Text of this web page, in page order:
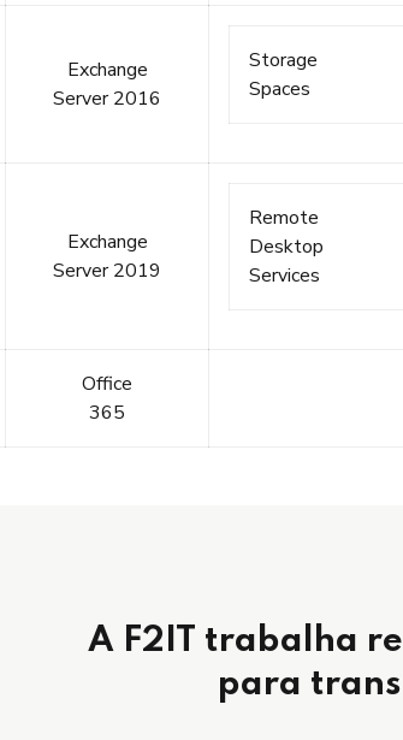
Exchange
Server 2016
Storage
Spaces
Exchange
Server 2019
Remote
Desktop
Services
Office
365
A F2IT trabalha
para